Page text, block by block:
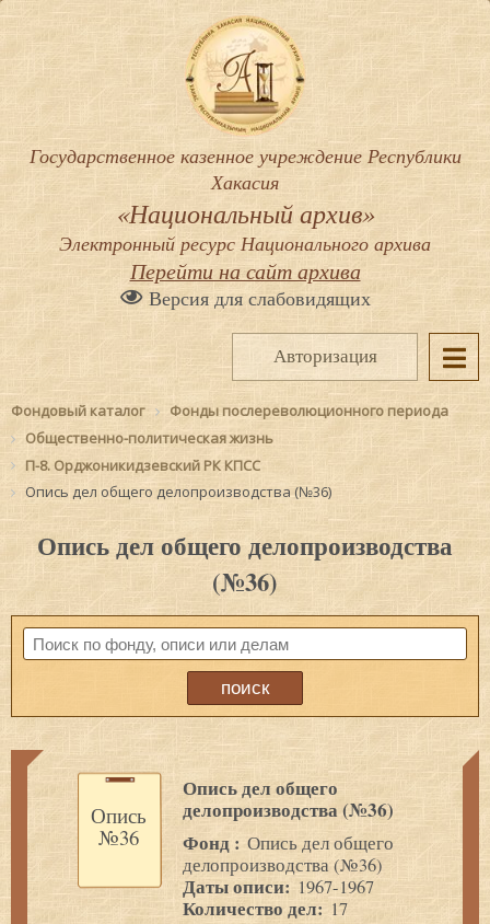
Государственное казенное учреждение Республики
Хакасия
«Национальный архив»
Электронный ресурс Национального архива
Перейти на сайт архива
Версия для слабовидящих
Авторизация
Фондовый каталог
Фонды послереволюционного периода
Общественно-политическая жизнь
П-8. Орджоникидзевский РК КПСС
Опись дел общего делопроизводства (№36)
Опись дел общего делопроизводства
(№36)
Опись
№36
Опись дел общего
делопроизводства (№36)
Фонд : Опись дел общего
делопроизводства (№36)
Даты описи: 1967-1967
Количество дел: 17